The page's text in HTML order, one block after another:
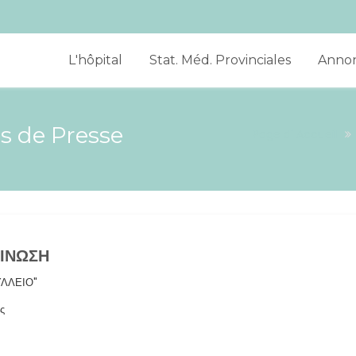
L'hôpital Stat. Méd. Provinciales
de Presse